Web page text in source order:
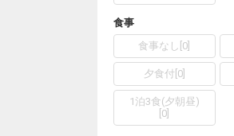
食事
食事なし 0
夕食付 0]
1泊3食(夕朝昼)
0